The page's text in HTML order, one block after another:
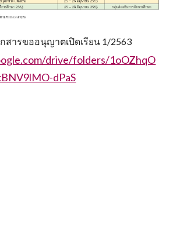
drive/folders/1oOZhqO
dPaS